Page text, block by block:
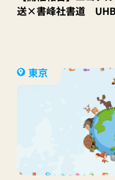
送×書峰社書道 UHB
東京